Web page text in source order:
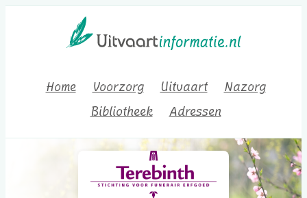
Home Voorzorg Uitvaart
Nazorg
Bibliotheek
Adressen